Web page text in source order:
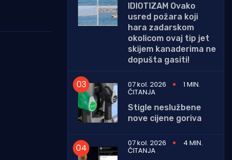
IDIOTIZAM Ovako
usred požara koji
hara zadarskom
okolicom ovaj tip jet
skijem kanaderima ne
dopušta gasiti!
07 kol. 2026 1 MIN.
ČITANJA
Stigle neslužbene
nove cijene goriva
07 kol. 2026 4 MIN.
ČITANJA